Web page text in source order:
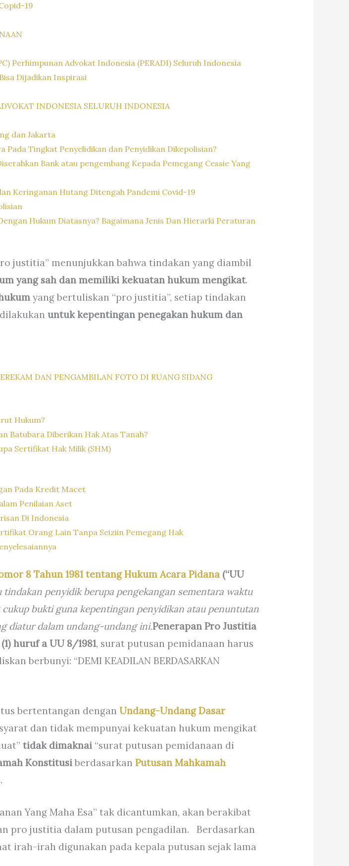
19
Perhimpunan Advokat Indonesia (PERADI) Seluruh Indonesia
Dijadikan Inspirasi
INDONESIA SELURUH INDONESIA
dan Jakarta
Pada Tingkat Penyelidikan dan Penyidikan Dikepolisian?
Bank atau pengembang Kepada Pemegang Cessie Yang
Keringanan Hutang Ditengah Pandemi Covid-19
Hukum Diatasnya? Bagaimana Jenis Dan Hierarki Peraturan
justitia” menunjukkan bahwa tindakan yang diambil
yang sah dan memiliki kekuatan hukum mengikat.
yang bertuliskan “pro justitia”, setiap tindakan
untuk kepentingan penegakan hukum dan
DAN PENGAMBILAN FOTO DI RUANG SIDANG
Hukum?
Batubara Diberikan Hak Atas Tanah?
Sertifikat Hak Milik (SHM)
Pada Kredit Macet
Penilaian Aset
Di Indonesia
Orang Lain Tanpa Seiziin Pemegang Hak
8 Tahun 1981 tentang Hukum Acara Pidana(“UU
tindakan penyidik berupa pengekangan sementara waktu
bukti guna kepentingan penyidikan atau penuntutan
diatur dalam undang-undang ini.Penerapan Pro Justitia
huruf a UU 8/1981, surat putusan pemidanaan harus
berbunyi: “DEMI KEADILAN BERDASARKAN
bertentangan dengan Undang-Undang Dasar
dan tidak mempunyai kekuatan hukum mengikat
tidak dimaknai“surat putusan pemidanaan di
Konstitusiberdasarkan Putusan Mahkamah
Yang Maha Esa” tak dicantumkan, akan berakibat
pro justitia dalam putusan pengadilan. Berdasarkan
irah-irah digunakan pada kepala putusan sejak lama